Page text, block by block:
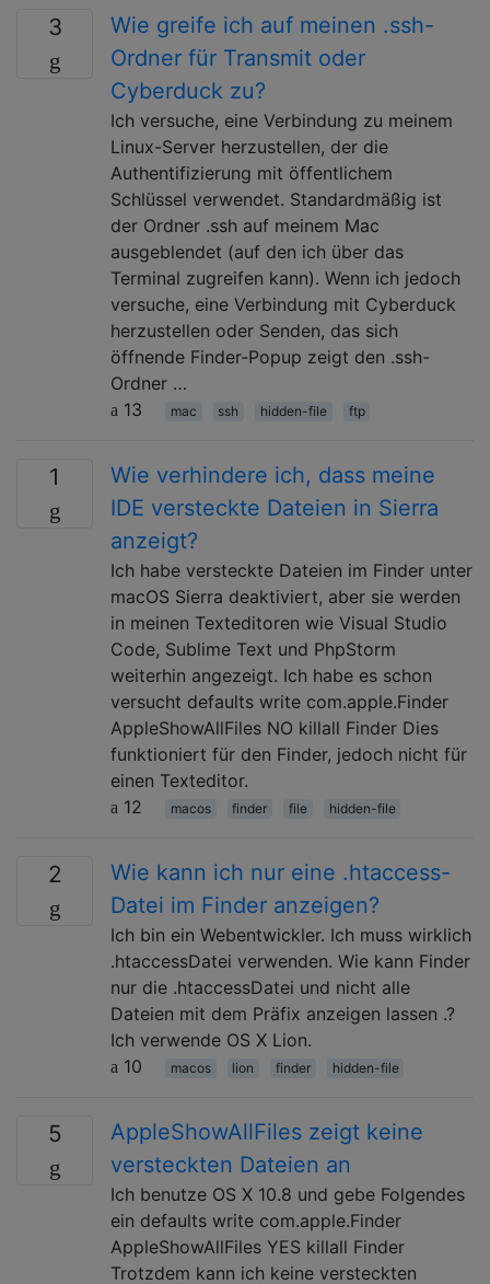
3
Wie greife ich auf meinen .ssh-
Ordner für Transmit oder
Cyberduck zu?
Ich versuche, eine Verbindung zu meinem
Linux-Server herzustellen, der die
Authentifizierung mit öffentlichem
Schlüssel verwendet. Standardmäßig ist
der Ordner .ssh auf meinem Mac
ausgeblendet (auf den ich über das
Terminal zugreifen kann). Wenn ich jedoch
versuche, eine Verbindung mit Cyberduck
herzustellen oder Senden, das sich
öffnende Finder-Popup zeigt den .ssh-
Ordner …
13
mac ssh hidden-file ftp
1
Wie verhindere ich, dass meine
IDE versteckte Dateien in Sierra
anzeigt?
Ich habe versteckte Dateien im Finder unter
macOS Sierra deaktiviert, aber sie werden
in meinen Texteditoren wie Visual Studio
Code, Sublime Text und PhpStorm
weiterhin angezeigt. Ich habe es schon
versucht defaults write com.apple.Finder
AppleShowAllFiles NO killall Finder Dies
funktioniert für den Finder, jedoch nicht für
einen Texteditor.
12
macos finder file hidden-file
2
Wie kann ich nur eine .htaccess-
Datei im Finder anzeigen?
Ich bin ein Webentwickler. Ich muss wirklich
.htaccessDatei verwenden. Wie kann Finder
nur die .htaccessDatei und nicht alle
Dateien mit dem Präfix anzeigen lassen .?
Ich verwende OS X Lion.
10
macos lion finder hidden-file
5
AppleShowAllFiles zeigt keine
versteckten Dateien an
Ich benutze OS X 10.8 und gebe Folgendes
ein defaults write com.apple.Finder
AppleShowAllFiles YES killall Finder
Trotzdem kann ich keine versteckten